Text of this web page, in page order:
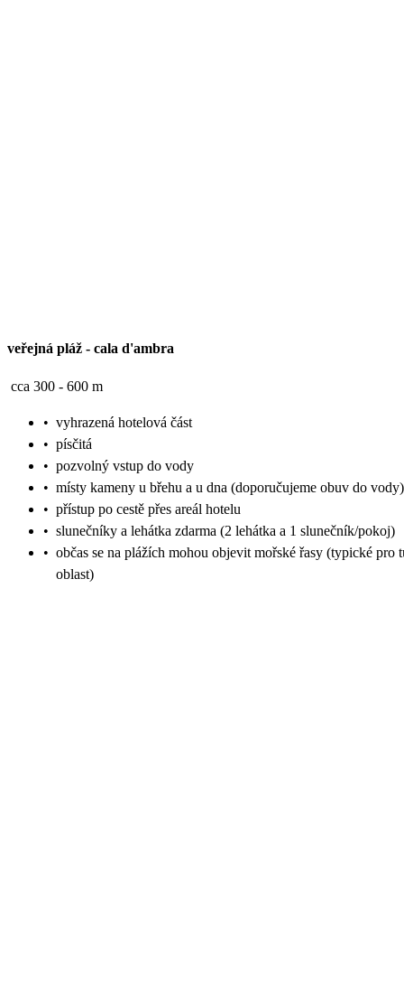
veřejná pláž - cala d'ambra
cca 300 - 600 m
• vyhrazená hotelová část
• písčitá
• pozvolný vstup do vody
• místy kameny u břehu a u dna (doporučujeme obuv do vody)
• přístup po cestě přes areál hotelu
• slunečníky a lehátka zdarma (2 lehátka a 1 slunečník/pokoj)
• občas se na plážích mohou objevit mořské řasy (typické pro
oblast)